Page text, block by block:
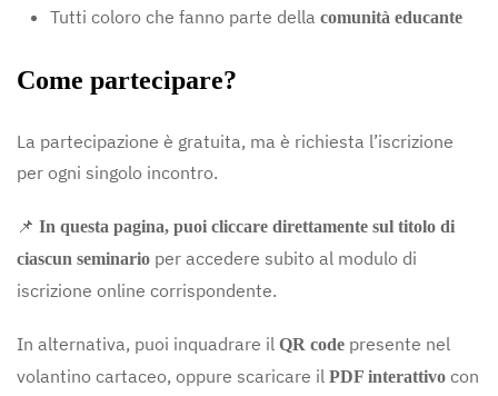
Tutti coloro che fanno parte della comunità educante
Come partecipare?
La partecipazione è gratuita, ma è richiesta l’iscrizione
per ogni singolo incontro.
📌 In questa pagina, puoi cliccare direttamente sul titolo di
ciascun seminario per accedere subito al modulo di
iscrizione online corrispondente.
In alternativa, puoi inquadrare il QR code presente nel
volantino cartaceo, oppure scaricare il PDF interattivo con